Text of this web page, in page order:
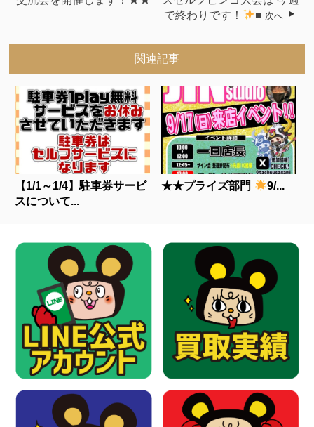
で終わりです！
■ 次へ
関連記事
【1/1～1/4】駐車券サービ
スについて...
★★プライズ部門 9/...